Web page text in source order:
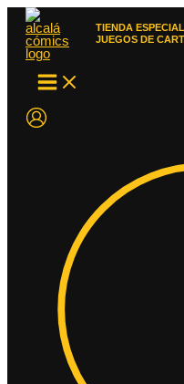
contenido
TIENDA
JUEGOS DE